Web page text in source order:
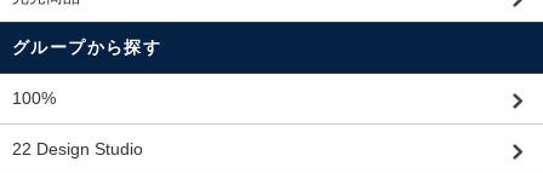
グループから探す
100%
22 Design Studio